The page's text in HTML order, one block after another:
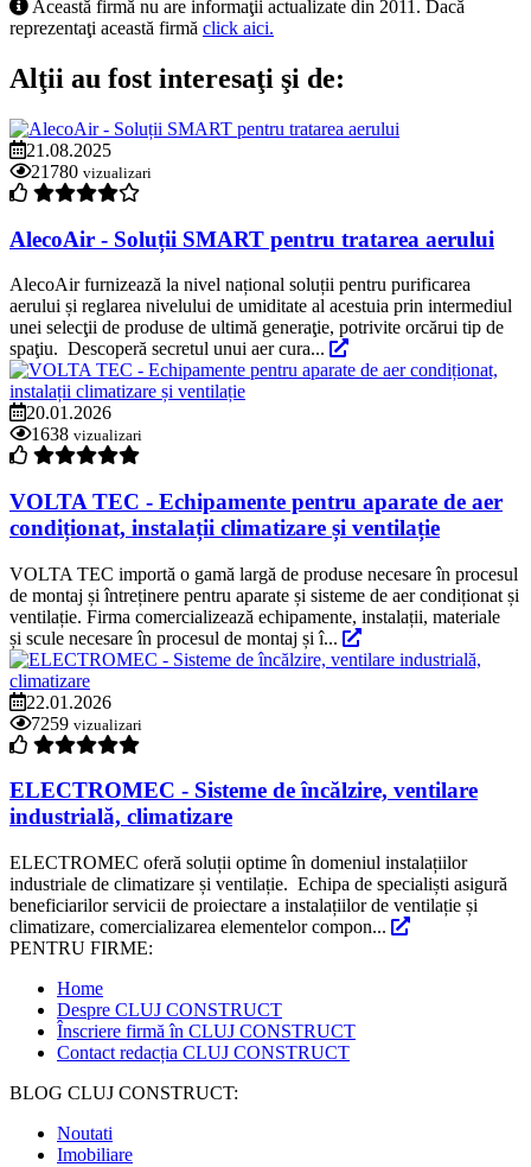
Această firmă nu are informaţii actualizate din 2011. Dacă
reprezentaţi această firmă click aici.
Alţii au fost interesaţi şi de:
21.08.2025
21780 vizualizari
AlecoAir - Soluții SMART pentru tratarea aerului
AlecoAir furnizează la nivel național soluții pentru purificarea
aerului și reglarea nivelului de umiditate al acestuia prin intermediul
unei selecţii de produse de ultimă generaţie, potrivite orcărui tip de
spaţiu. Descoperă secretul unui aer cura...
20.01.2026
1638 vizualizari
VOLTA TEC - Echipamente pentru aparate de aer
condiționat, instalații climatizare și ventilație
VOLTA TEC importă o gamă largă de produse necesare în procesul
de montaj și întreținere pentru aparate și sisteme de aer condiționat și
ventilație. Firma comercializează echipamente, instalații, materiale
și scule necesare în procesul de montaj și î...
22.01.2026
7259 vizualizari
ELECTROMEC - Sisteme de încălzire, ventilare
industrială, climatizare
ELECTROMEC oferă soluții optime în domeniul instalațiilor
industriale de climatizare și ventilație. Echipa de specialiști asigură
beneficiarilor servicii de proiectare a instalațiilor de ventilație și
climatizare, comercializarea elementelor compon...
PENTRU FIRME:
Home
Despre CLUJ CONSTRUCT
Înscriere firmă în CLUJ CONSTRUCT
Contact redacția CLUJ CONSTRUCT
BLOG CLUJ CONSTRUCT:
Noutati
Imobiliare